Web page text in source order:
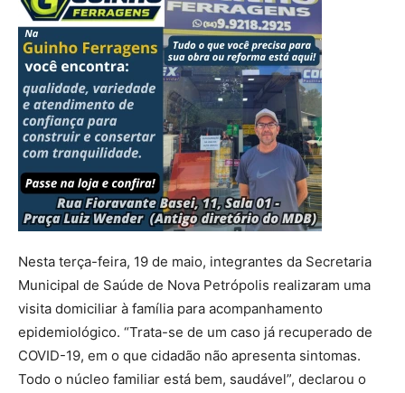
Nesta terça-feira, 19 de maio, integrantes da Secretaria
Municipal de Saúde de Nova Petrópolis realizaram uma
visita domiciliar à família para acompanhamento
epidemiológico. “Trata-se de um caso já recuperado de
COVID-19, em o que cidadão não apresenta sintomas.
Todo o núcleo familiar está bem, saudável”, declarou o